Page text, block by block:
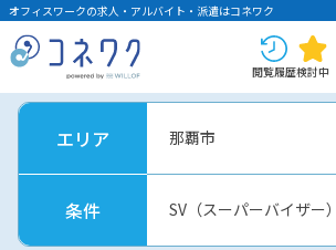
オフィスワークの求人・アルバイト・派遣はコネワク
閲覧履歴検討中
エリア 那覇市
条件 SV（スーパーバイザー）